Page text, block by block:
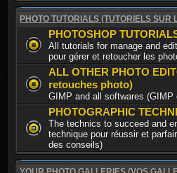
PHOTO TUTORIALS (TUTORIELS SUR
PHOTOSHOP
All tutorials for manage and
pour gérer et retoucher les
ALL OTHER PHOTO
retouches photo)
GIMP and all softwares
PHOTOGRAPHIC
The technics to succeed and
technique pour réussir et
des conseils)
YOUR PHOTO GALLERIES (VOS